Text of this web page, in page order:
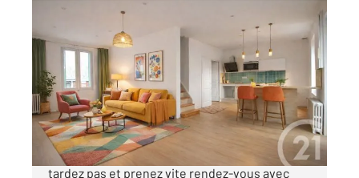
95,12 m
, 4 pièces
Ref : 1156
Maison à vendre
174 000 €
L'emplacement est important pour vous ? Ne
tardez pas et prenez vite rendez-vous avec